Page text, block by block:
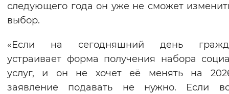
следующего года он уже не сможет
выбор.
«Если на сегодняшний день
устраивает форма получения набора
услуг, и он не хочет её менять на
заявление подавать не нужно. Если